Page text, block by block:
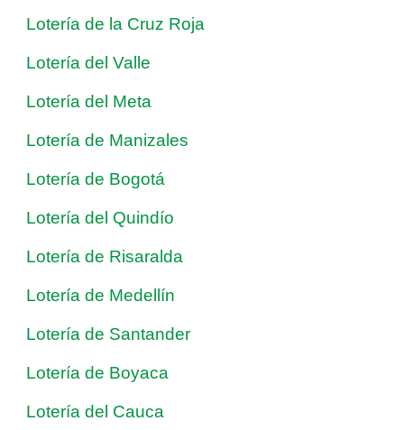
Lotería de la Cruz Roja
Lotería del Valle
Lotería del Meta
Lotería de Manizales
Lotería de Bogotá
Lotería del Quindío
Lotería de Risaralda
Lotería de Medellín
Lotería de Santander
Lotería de Boyaca
Lotería del Cauca